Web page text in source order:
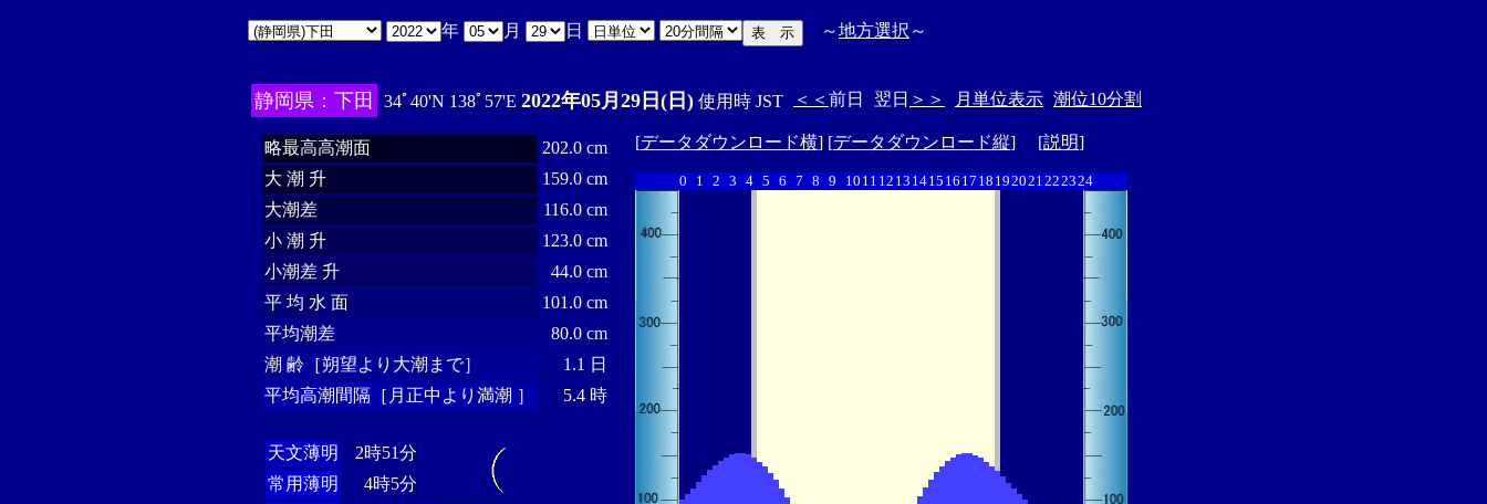
年 月 日 ～地方選択 ～
静岡県：下田 34ﾟ40'N 138ﾟ57'E 2022年05月29日(日) 使用時 JST ＜＜ 前日 翌日 ＞＞ 月単位表示 潮位10分割
略最高高潮面
202.0 cm
大 潮 升
159.0 cm
大潮差
116.0 cm
小 潮 升
123.0 cm
小潮差 升
44.0 cm
平 均 水 面
101.0 cm
平均潮差
80.0 cm
潮 齢［朔望より大潮まで］
1.1 日
平均高潮間隔［月正中より満潮 ］
5.4 時
天文薄明
2時51分
常用薄明
4時5分
[データダウンロード横] [データダウンロード縦] [説明]
0 1 2 3 4 5 6 7 8 9 10 11 12 13 1415 16 17 18 192021222324